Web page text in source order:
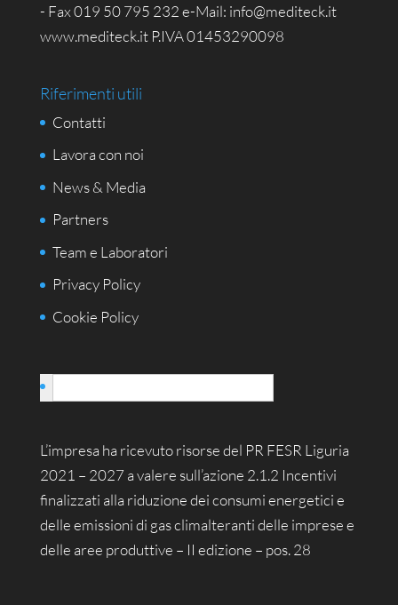
- Fax 019 50 795 232 e-Mail: info@mediteck.it
www.mediteck.it P.IVA 01453290098
Riferimenti utili
Contatti
Lavora con noi
News & Media
Partners
Team e Laboratori
Privacy Policy
Cookie Policy
L’impresa ha ricevuto risorse del PR FESR Liguria
2021 – 2027 a valere sull’azione 2.1.2 Incentivi
finalizzati alla riduzione dei consumi energetici e
delle emissioni di gas climalteranti delle imprese e
delle aree produttive – II edizione – pos. 28